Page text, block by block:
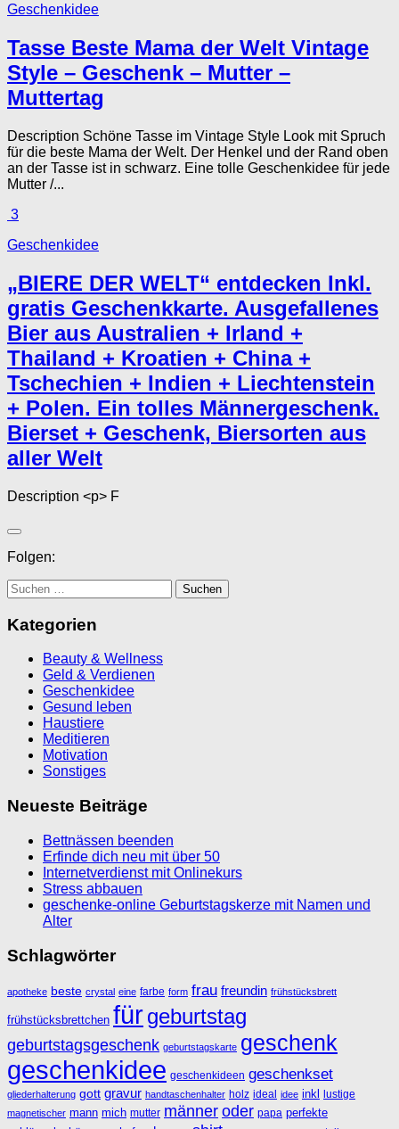
Geschenkidee
Tasse Beste Mama der Welt Vintage
Style – Geschenk – Mutter –
Muttertag
Description Schöne Tasse im Vintage Style Look mit Spruch
für die beste Mama der Welt. Der Henkel und der Rand oben
an der Tasse ist in schwarz. Eine tolle Geschenkidee für jede
Mutter /...
3
Geschenkidee
„BIERE DER WELT“ entdecken Inkl.
gratis Geschenkkarte. Ausgefallenes
Bier aus Australien + Irland +
Thailand + Kroatien + China +
Tschechien + Indien + Liechtenstein
+ Polen. Ein tolles Männergeschenk.
Bierset + Geschenk, Biersorten aus
aller Welt
Description <p> F
Folgen:
Suchen
nach:
Kategorien
Beauty & Wellness
Geld & Verdienen
Geschenkidee
Gesund leben
Haustiere
Meditieren
Motivation
Sonstiges
Neueste Beiträge
Bettnässen beenden
Erfinde dich neu mit über 50
Internetverdienst mit Onlinekurs
Stress abbauen
geschenke-online Geburtstagskerze mit Namen und
Alter
Schlagwörter
apotheke beste crystal eine farbe form frau freundin frühstücksbrett
frühstücksbrettchen fürgeburtstag
geburtstagsgeschenk geburtstagskarte geschenk
geschenkidee geschenkideen geschenkset
gliederhalterung gott gravur handtaschenhalter holz ideal idee inkl lustige
magnetischer mann mich mutter männeroder papa perfekte